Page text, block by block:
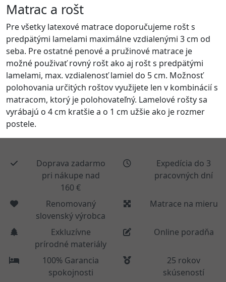
Matrac a rošt
Pre všetky latexové matrace doporučujeme rošt s
predpätými lamelami maximálne vzdialenými 3 cm od
seba. Pre ostatné penové a pružinové matrace je
možné použivať rovný rošt ako aj rošt s predpätými
lamelami, max. vzdialenosť lamiel do 5 cm. Možnosť
polohovania určitých roštov využijete len v kombinácií s
matracom, ktorý je polohovateľný. Lamelové rošty sa
vyrábajú o 4 cm kratšie a o 1 cm užšie ako je rozmer
postele.
Doprava zadarmo
pri nákupe nad
160 €
Expedícia do 3
pracovných dní
Renomovaný
slovenský výrobca
Matrace na mieru
Exkluzívne
prírodné materiály
Online poradňa
100% Garancia
spokojnosti
25 rokov
skúseností